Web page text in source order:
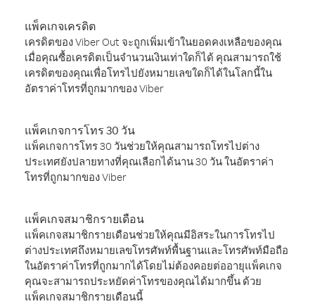
แพ็คเกจเครดิต
เครดิตของ Viber Out จะถูกเพิ่มเข้าในยอดคงเหลือของคุณ
เมื่อคุณซื้อเครดิตเป็นจำนวนเงินเท่าใดก็ได้ คุณสามารถใช้
เครดิตของคุณเพื่อโทรไปยังหมายเลขใดก็ได้ในโลกนี้ใน
อัตราค่าโทรที่ถูกมากของ Viber
แพ็คเกจการโทร 30 วัน
แพ็คเกจการโทร 30 วันช่วยให้คุณสามารถโทรไปต่าง
ประเทศยังปลายทางที่คุณเลือกได้นาน 30 วัน ในอัตราค่า
โทรที่ถูกมากของ Viber
แพ็คเกจสมาชิกรายเดือน
แพ็คเกจสมาชิกรายเดือนช่วยให้คุณมีอิสระในการโทรไป
ต่างประเทศถึงหมายเลขโทรศัพท์พื้นฐานและโทรศัพท์มือถือ
ในอัตราค่าโทรที่ถูกมากได้โดยไม่ต้องคอยต่ออายุแพ็คเกจ
คุณจะสามารถประหยัดค่าโทรของคุณได้มากขึ้น ด้วย
แพ็คเกจสมาชิกรายเดือนนี้